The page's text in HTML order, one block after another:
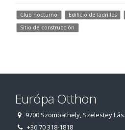
Club nocturno Edificio de ladrillos
Sitio de construcción
Európa Otthon
9700 Szombathely, Szelestey
+36 70 318-1818